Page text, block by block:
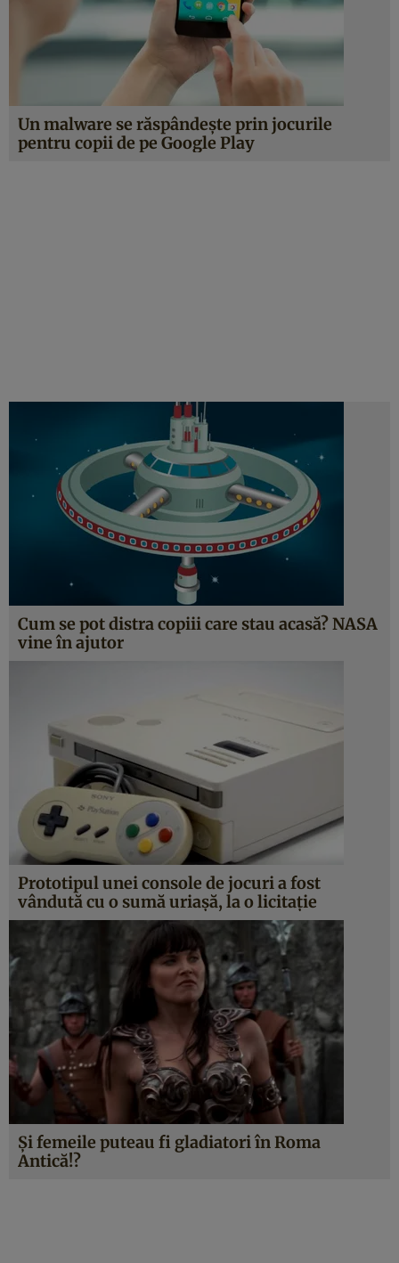
Un malware se răspândeşte prin jocurile
pentru copii de pe Google Play
Cum se pot distra copiii care stau acasă? NASA
vine în ajutor
Prototipul unei console de jocuri a fost
vândută cu o sumă uriaşă, la o licitaţie
Şi femeile puteau fi gladiatori în Roma
Antică!?